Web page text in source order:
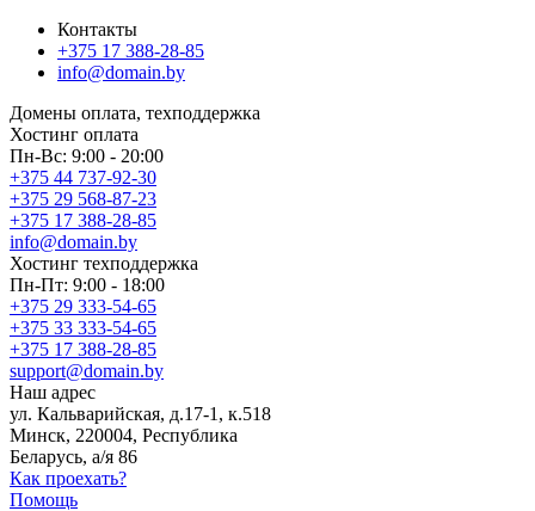
Контакты
+375 17 388-28-85
info@domain.by
Домены оплата, техподдержка
Хостинг оплата
Пн-Вс: 9:00 - 20:00
+375 44 737-92-30
+375 29 568-87-23
+375 17 388-28-85
info@domain.by
Хостинг техподдержка
Пн-Пт: 9:00 - 18:00
+375 29 333-54-65
+375 33 333-54-65
+375 17 388-28-85
support@domain.by
Наш адрес
ул. Кальварийская, д.17-1, к.518
Минск, 220004, Республика
Беларусь, а/я 86
Как проехать?
Помощь